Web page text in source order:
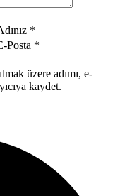
*
Posta *
üzere adımı, e-
kaydet.